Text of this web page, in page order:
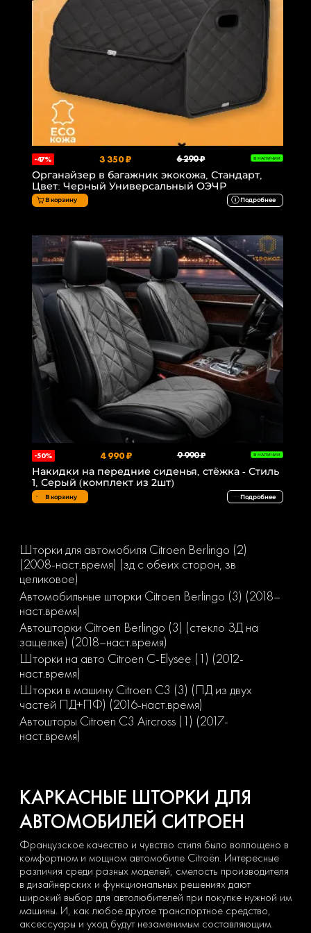
-47% 3 350 ₽ 6 290 ₽ В НАЛИЧИИ
Органайзер в багажник экокожа, Стандарт,
Цвет: Черный Универсальный ОЭЧР
В корзину Подробнее
-50% 4 990 ₽ 9 990 ₽ В НАЛИЧИИ
Накидки на передние сиденья, стёжка - Стиль
1, Серый (комплект из 2шт)
В корзину Подробнее
Шторки для автомобиля Citroen Berlingo (2)
(2008-наст.время) (зд с обеих сторон, зв
целиковое)
Автомобильные шторки Citroen Berlingo (3) (2018–
наст.время)
Автошторки Citroen Berlingo (3) (стекло ЗД на
защелке) (2018–наст.время)
Шторки на авто Citroen C-Elysee (1) (2012-
наст.время)
Шторки в машину Citroen C3 (3) (ПД из двух
частей ПД+ПФ) (2016-наст.время)
Автошторы Citroen C3 Aircross (1) (2017-
наст.время)
КАРКАСНЫЕ ШТОРКИ ДЛЯ
АВТОМОБИЛЕЙ СИТРОЕН
Французское качество и чувство стиля было воплощено в
комфортном и мощном автомобиле Citroën. Интересные
различия среди разных моделей, смелость производителя
в дизайнерских и функциональных решениях дают
широкий выбор для автолюбителей при покупке нужной им
машины. И, как любое другое транспортное средство,
аксессуары и уход будут незаменимым составляющим.